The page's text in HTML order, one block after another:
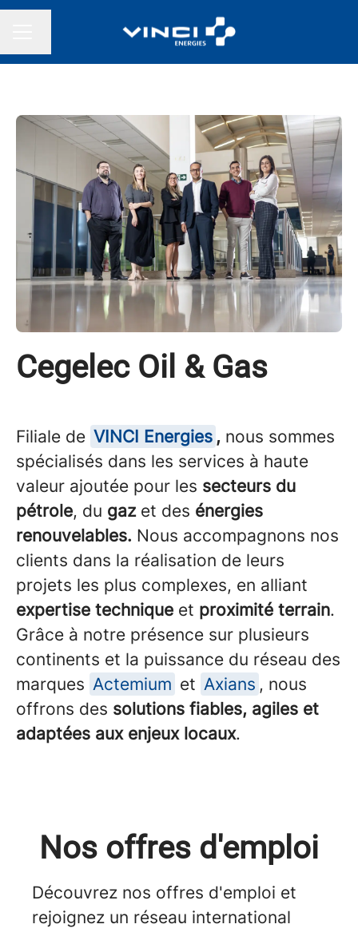
Changer la langue
Cegelec Oil & Gas
Filiale de VINCI Energies , nous sommes
spécialisés dans les services à haute
valeur ajoutée pour les secteurs du
pétrole, du gaz et des énergies
renouvelables. Nous accompagnons nos
clients dans la réalisation de leurs
projets les plus complexes, en alliant
expertise technique et proximité terrain.
Grâce à notre présence sur plusieurs
continents et la puissance du réseau des
marques Actemium et Axians , nous
offrons des solutions fiables, agiles et
adaptées aux enjeux locaux.
Nos offres d'emploi
Découvrez nos offres d'emploi et
rejoignez un réseau international